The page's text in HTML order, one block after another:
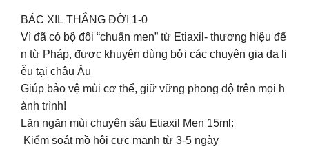
BÁC XIL THẮNG ĐỜI 1-0
Vì đã có bộ đôi “chuẩn men” từ Etiaxil- thương hiệu đế
n từ Pháp, được khuyên dùng bởi các chuyên gia da li
ễu tại châu Âu
Giúp bảo vệ mùi cơ thể, giữ vững phong độ trên mọi h
ành trình!
Lăn ngăn mùi chuyên sâu Etiaxil Men 15ml:
Kiểm soát mồ hôi cực mạnh từ 3-5 ngày